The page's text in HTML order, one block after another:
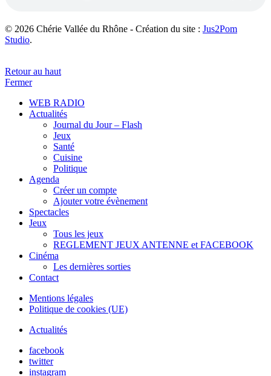
© 2026 Chérie Vallée du Rhône - Création du site : Jus2Pom
Studio.
Retour au haut
Fermer
WEB RADIO
Actualités
Journal du Jour – Flash
Jeux
Santé
Cuisine
Politique
Agenda
Créer un compte
Ajouter votre évènement
Spectacles
Jeux
Tous les jeux
REGLEMENT JEUX ANTENNE et FACEBOOK
Cinéma
Les dernières sorties
Contact
Mentions légales
Politique de cookies (UE)
Actualités
facebook
twitter
instagram